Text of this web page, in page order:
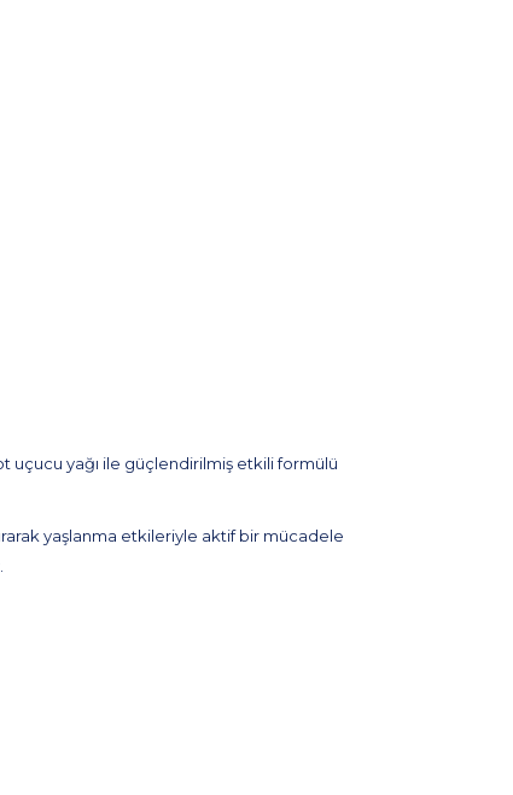
uçucu yağı ile güçlendirilmiş etkili formülü
yaşlanma etkileriyle aktif bir mücadele